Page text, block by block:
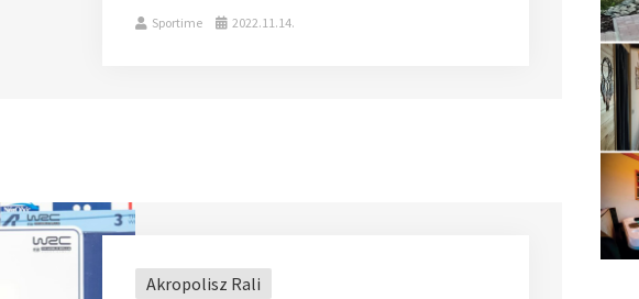
Sportime 2022.11.14.
Akropolisz Rali